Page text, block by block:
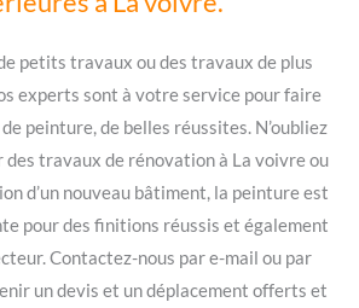
petits travaux ou des travaux de plus
experts sont à votre service pour faire
peinture, de belles réussites. N’oubliez
des travaux de rénovation à La voivre ou
d’un nouveau bâtiment, la peinture est
pour des finitions réussis et également
Contactez-nous par e-mail ou par
un devis et un déplacement offerts et